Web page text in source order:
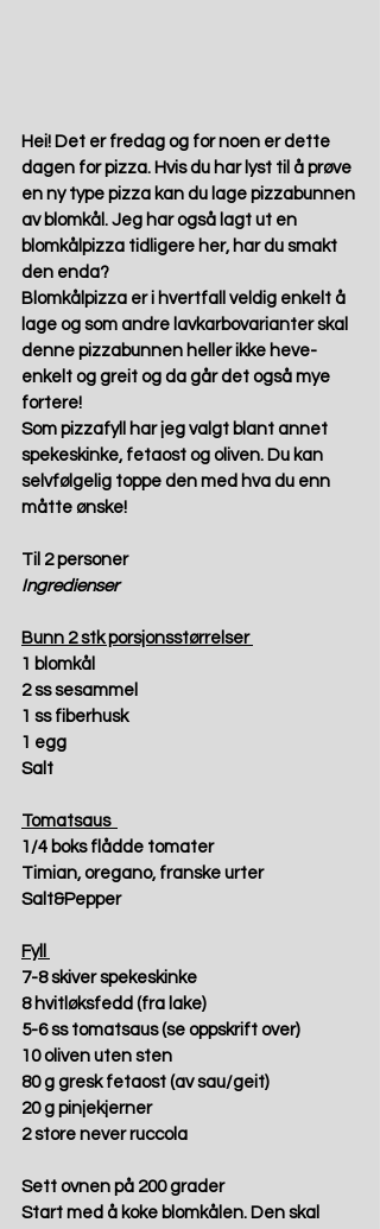
Hei! Det er fredag og for noen er dette
dagen for pizza. Hvis du har lyst til å prøve
en ny type pizza kan du lage pizzabunnen
av blomkål. Jeg har også lagt ut en
blomkålpizza tidligere her, har du smakt
den enda?
Blomkålpizza er i hvertfall veldig enkelt å
lage og som andre lavkarbovarianter skal
denne pizzabunnen heller ikke heve-
enkelt og greit og da går det også mye
fortere!
Som pizzafyll har jeg valgt blant annet
spekeskinke, fetaost og oliven. Du kan
selvfølgelig toppe den med hva du enn
måtte ønske!
Til 2 personer
Ingredienser
Bunn 2 stk porsjonsstørrelser
1 blomkål
2 ss sesammel
1 ss fiberhusk
1 egg
Salt
Tomatsaus
1/4 boks flådde tomater
Timian, oregano, franske urter
Salt&Pepper
Fyll
7-8 skiver spekeskinke
8 hvitløksfedd (fra lake)
5-6 ss tomatsaus (se oppskrift over)
10 oliven uten sten
80 g gresk fetaost (av sau/geit)
20 g pinjekjerner
2 store never ruccola
Sett ovnen på 200 grader
Start med å koke blomkålen. Den skal